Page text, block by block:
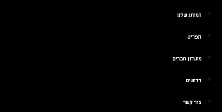
המותג שלנו
תפריט
מועדון חברים
דרושים
צור קשר